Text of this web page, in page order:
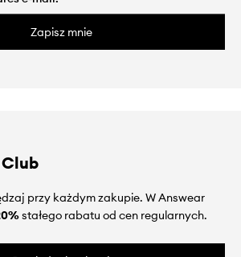
Zapisz mnie
przy każdym zakupie. W Answear
stałego rabatu od cen regularnych.